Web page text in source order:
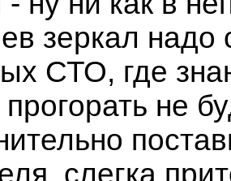
зеркал надо
СТО, где
прогорать не
слегка